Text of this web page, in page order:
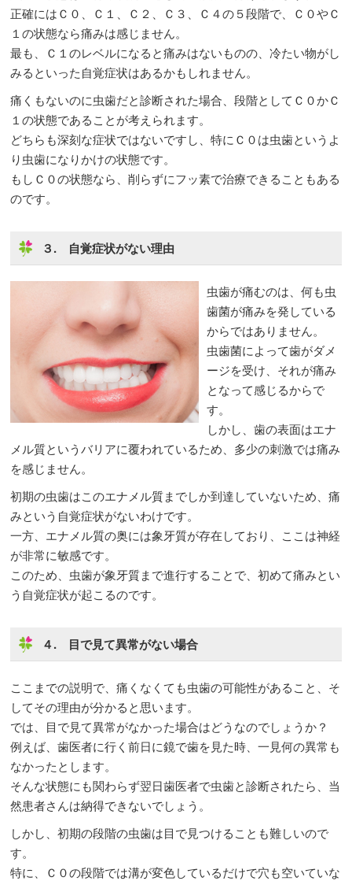
正確にはＣ０、Ｃ１、Ｃ２、Ｃ３、Ｃ４の５段階で、Ｃ０やＣ
１の状態なら痛みは感じません。
最も、Ｃ１のレベルになると痛みはないものの、冷たい物がし
みるといった自覚症状はあるかもしれません。
痛くもないのに虫歯だと診断された場合、段階としてＣ０かＣ
１の状態であることが考えられます。
どちらも深刻な症状ではないですし、特にＣ０は虫歯というよ
り虫歯になりかけの状態です。
もしＣ０の状態なら、削らずにフッ素で治療できることもある
のです。
３. 自覚症状がない理由
虫歯が痛むのは、何も虫
歯菌が痛みを発している
からではありません。
虫歯菌によって歯がダメ
ージを受け、それが痛み
となって感じるからで
す。
しかし、歯の表面はエナ
メル質というバリアに覆われているため、多少の刺激では痛み
を感じません。
初期の虫歯はこのエナメル質までしか到達していないため、痛
みという自覚症状がないわけです。
一方、エナメル質の奥には象牙質が存在しており、ここは神経
が非常に敏感です。
このため、虫歯が象牙質まで進行することで、初めて痛みとい
う自覚症状が起こるのです。
４. 目で見て異常がない場合
ここまでの説明で、痛くなくても虫歯の可能性があること、そ
してその理由が分かると思います。
では、目で見て異常がなかった場合はどうなのでしょうか？
例えば、歯医者に行く前日に鏡で歯を見た時、一見何の異常も
なかったとします。
そんな状態にも関わらず翌日歯医者で虫歯と診断されたら、当
然患者さんは納得できないでしょう。
しかし、初期の段階の虫歯は目で見つけることも難しいので
す。
特に、Ｃ０の段階では溝が変色しているだけで穴も空いていな